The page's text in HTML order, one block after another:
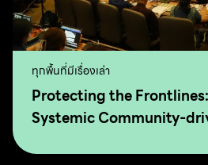
ทุกพื้นที่มีเรื่องเล่า
Protecting the
Systemic Community-